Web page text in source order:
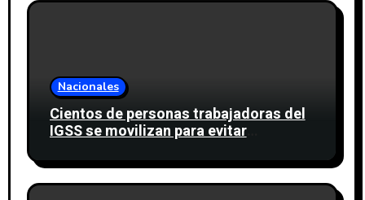
Nacionales
Cientos de personas trabajadoras del
IGSS se movilizan para evitar